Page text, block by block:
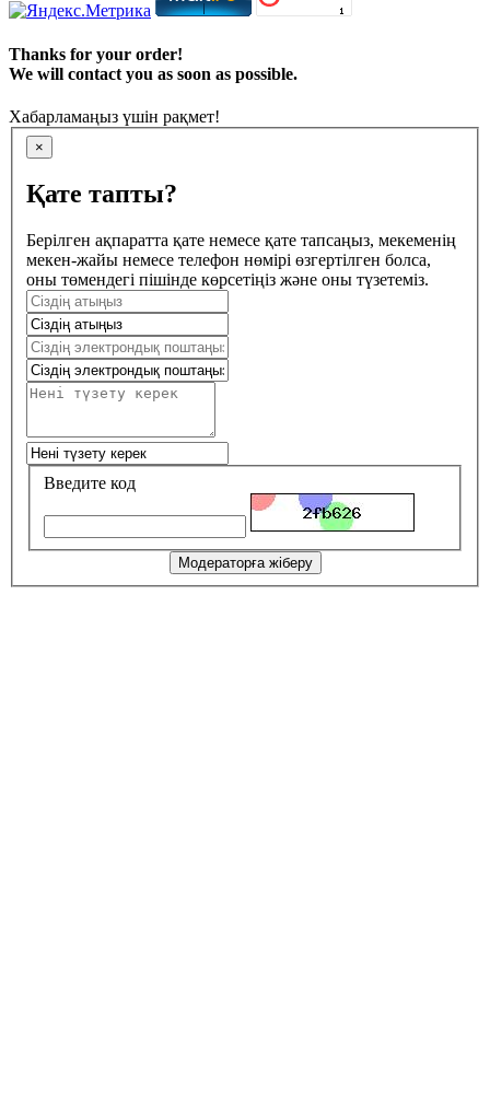
Thanks for your order!
We will contact you as soon as possible.
Хабарламаңыз үшін рақмет!
×
Қате тапты?
Берілген ақпаратта қате немесе қате тапсаңыз, мекеменің
мекен-жайы немесе телефон нөмірі өзгертілген болса,
оны төмендегі пішінде көрсетіңіз және оны түзетеміз.
Введите код
Модераторға жіберу